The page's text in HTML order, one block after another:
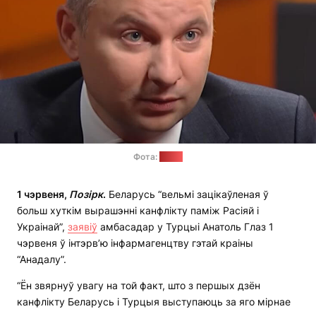
Фота:
1 чэрвеня, Позірк. Беларусь “вельмі зацікаўленая ў
больш хуткім вырашэнні канфлікту паміж Расіяй і
Украінай”, заявіў амбасадар у Турцыі Анатоль Глаз 1
чэрвеня ў інтэрв’ю інфармагенцтву гэтай краіны
“Анадалу”.
“Ён звярнуў увагу на той факт, што з першых дзён
канфлікту Беларусь і Турцыя выступаюць за яго мірнае